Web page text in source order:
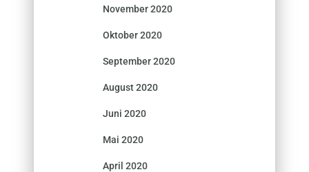
November 2020
Oktober 2020
September 2020
August 2020
Juni 2020
Mai 2020
April 2020